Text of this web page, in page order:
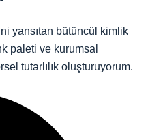
yansıtan bütüncül kimlik
paleti ve kurumsal
tutarlılık oluşturuyorum.